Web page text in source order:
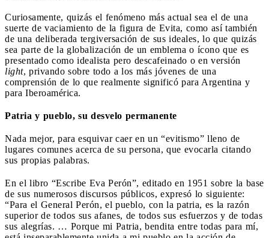
Curiosamente, quizás el fenómeno más actual sea el de una
suerte de vaciamiento de la figura de Evita, como así también
de una deliberada tergiversación de sus ideales, lo que quizás
sea parte de la globalización de un emblema o ícono que es
presentado como idealista pero descafeinado o en versión
light, privando sobre todo a los más jóvenes de una
comprensión de lo que realmente significó para Argentina y
para Iberoamérica.
Patria y pueblo, su desvelo permanente
Nada mejor, para esquivar caer en un “evitismo” lleno de
lugares comunes acerca de su persona, que evocarla citando
sus propias palabras.
En el libro “Escribe Eva Perón”, editado en 1951 sobre la base
de sus numerosos discursos públicos, expresó lo siguiente:
“Para el General Perón, el pueblo, con la patria, es la razón
superior de todos sus afanes, de todos sus esfuerzos y de todas
sus alegrías. … Porque mi Patria, bendita entre todas para mí,